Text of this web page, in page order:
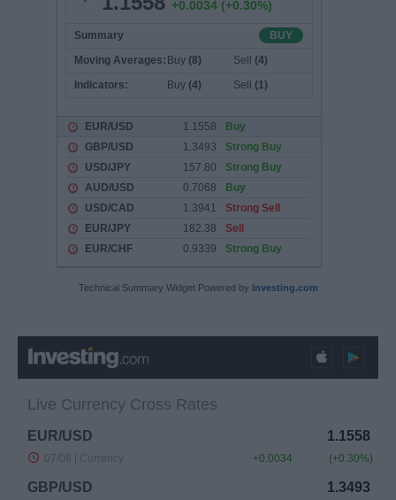
Technical Summary Widget Powered by Investing.com